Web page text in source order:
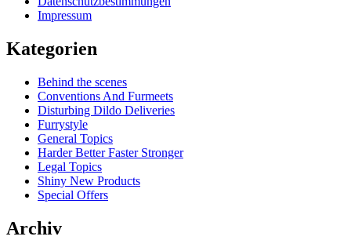
Impressum
Kategorien
Behind the scenes
Conventions And Furmeets
Disturbing Dildo Deliveries
Furrystyle
General Topics
Harder Better Faster Stronger
Legal Topics
Shiny New Products
Special Offers
Archiv